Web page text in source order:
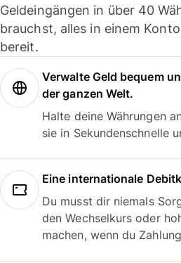
Geldeingängen in über 40
brauchst, alles in einem
bereit.
Verwalte Geld bequem
der ganzen Welt.
Halte deine Währungen
sie in Sekundenschnelle
Eine internationale
Du musst dir niemals
den Wechselkurs oder
machen, wenn du